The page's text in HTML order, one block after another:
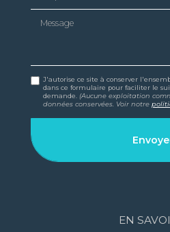
Message
J'autorise ce site à conserver
dans ce formulaire pour faciliter le
demande. (Aucune exploitation
données conservées. Voir notre
EN